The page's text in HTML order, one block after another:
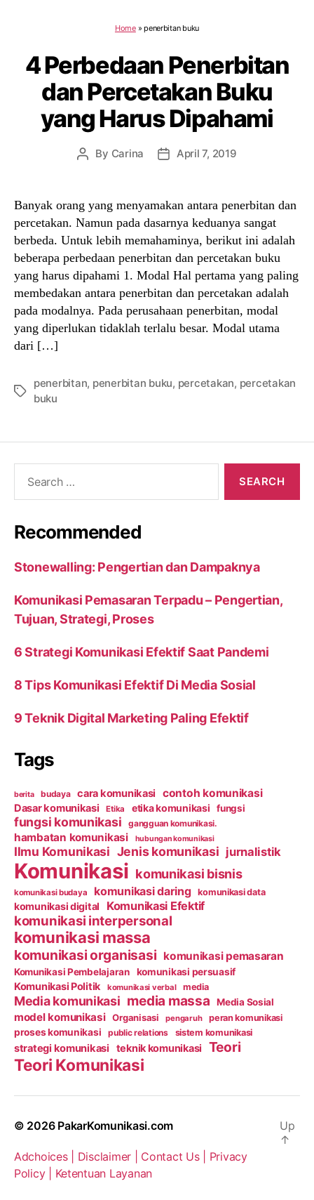
Home»penerbitan buku
4 Perbedaan Penerbitan
dan Percetakan Buku
yang Harus Dipahami
Post
By Carina
PostApril 7, 2019
Banyak orang yang menyamakan antara penerbitan dan
percetakan. Namun pada dasarnya keduanya sangat
berbeda. Untuk lebih memahaminya, berikut ini adalah
beberapa perbedaan penerbitan dan percetakan buku
yang harus dipahami 1. Modal Hal pertama yang paling
membedakan antara penerbitan dan percetakan adalah
pada modalnya. Pada perusahaan penerbitan, modal
yang diperlukan tidaklah terlalu besar. Modal utama
dari […]
Tags
penerbitan, penerbitan buku, percetakan, percetakan
buku
Recommended
Stonewalling: Pengertian dan Dampaknya
Komunikasi Pemasaran Terpadu – Pengertian,
Tujuan, Strategi, Proses
6 Strategi Komunikasi Efektif Saat Pandemi
8 Tips Komunikasi Efektif Di Media Sosial
9 Teknik Digital Marketing Paling Efektif
Tags
berita budaya cara komunikasi contoh komunikasi
Dasar komunikasi Etika etika komunikasi fungsi
fungsi komunikasi gangguan komunikasi.
hambatan komunikasi hubungan komunikasi
Ilmu Komunikasi Jenis komunikasi jurnalistik
Komunikasi komunikasi bisnis
komunikasi budaya komunikasi daring komunikasi data
komunikasi digital Komunikasi Efektif
komunikasi interpersonal
komunikasi massa
komunikasi organisasi komunikasi pemasaran
Komunikasi Pembelajaran komunikasi persuasif
Komunikasi Politik komunikasi verbal media
Media komunikasi media massa Media Sosial
model komunikasi Organisasi pengaruh peran komunikasi
proses komunikasi public relations sistem komunikasi
strategi komunikasi teknik komunikasi Teori
Teori Komunikasi
© 2026 PakarKomunikasi.com
Adchoices | Disclaimer | Contact Us | Privacy
Policy | Ketentuan Layanan
Up
↑